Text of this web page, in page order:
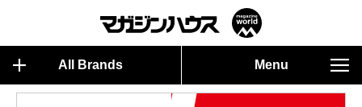
All Brands Menu